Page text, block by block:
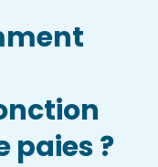
paies ?